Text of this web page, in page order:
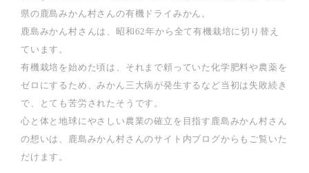
県の鹿島みかん村さんの有機ドライみかん。
鹿島みかん村さんは、昭和62年から全て有機栽培に切り替え
ています。
有機栽培を始めた頃は、それまで頼っていた化学肥料や農薬を
ゼロにするため、みかん三大病が発生するなど当初は失敗続き
で、とても苦労されたそうです。
心と体と地球にやさしい農業の確立を目指す鹿島みかん村さん
の想いは、鹿島みかん村さんのサイト内ブログからもご覧いた
だけます。